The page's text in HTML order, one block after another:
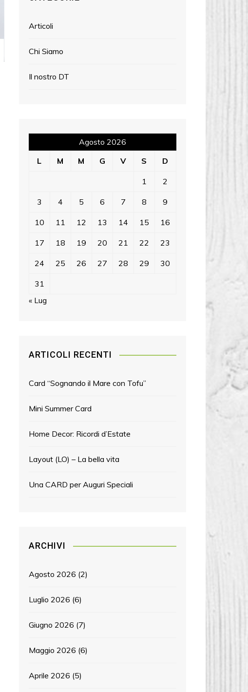
Articoli
Chi Siamo
Il nostro DT
Agosto 2026
L
M M G V S D
1 2
3 4 5 6 7 8 9
10 11 12 13 14 15 16
17 18 19 20 21 22 23
24 25 26 27 28 29 30
31
« Lug
ARTICOLI RECENTI
Card “Sognando il Mare con Tofu”
Mini Summer Card
Home Decor: Ricordi d’Estate
Layout (LO) – La bella vita
Una CARD per Auguri Speciali
ARCHIVI
Agosto 2026 (2)
Luglio 2026 (6)
Giugno 2026 (7)
Maggio 2026 (6)
Aprile 2026 (5)